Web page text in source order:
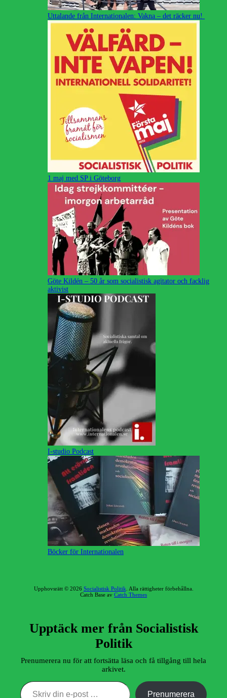
Uttalande från Internationalen: Vakna – det räcker nu!
1 maj med SP i Göteborg
Göte Kildén – 50 år som socialistisk agitator och facklig
aktivist
I-studio Podcast
Böcker för Internationalen
Upphovsrätt © 2026 Socialistisk Politik . Alla rättigheter förbehållna.
Catch Base av Catch Themes
Upptäck mer från Socialistisk
Politik
Prenumerera nu för att fortsätta läsa och få tillgång till hela
arkivet.
Prenumerera